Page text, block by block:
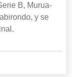
B, Murua-
y se